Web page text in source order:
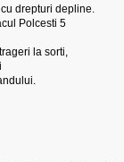
drepturi depline.
Polcesti 5
la sorti,